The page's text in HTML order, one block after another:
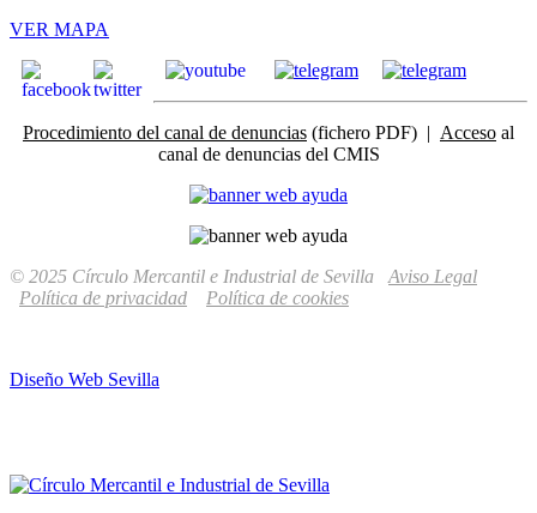
VER MAPA
Procedimiento del canal de denuncias (fichero PDF) | Acceso al
canal de denuncias del CMIS
© 2025 Círculo Mercantil e Industrial de Sevilla Aviso Legal
Política de privacidad
Política de cookies
Diseño Web Sevilla